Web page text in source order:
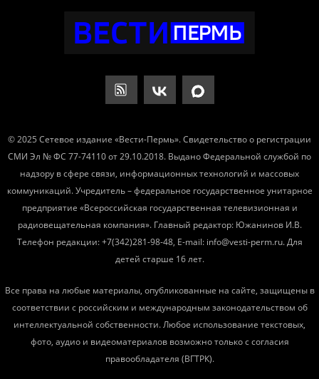
© 2025 Сетевое издание «Вести-Пермь». Свидетельство о регистрации
СМИ Эл № ФС 77-74110 от 29.10.2018. Выдано Федеральной службой по
надзору в сфере связи, информационных технологий и массовых
коммуникаций. Учредитель – федеральное государственное унитарное
предприятие «Всероссийская государственная телевизионная и
радиовещательная компания». Главный редактор: Южанинов И.В.
Телефон редакции: +7(342)281-98-48, E-mail: info@vesti-perm.ru. Для
детей старше 16 лет.
Все права на любые материалы, опубликованные на сайте, защищены в
соответствии с российским и международным законодательством об
интеллектуальной собственности. Любое использование текстовых,
фото, аудио и видеоматериалов возможно только с согласия
правообладателя (ВГТРК).